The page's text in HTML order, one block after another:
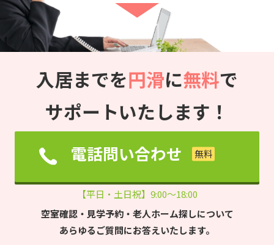
入居までを円滑に無料で
サポートいたします！
電話問い合わせ
【平日・土日祝】9:00～18:00
空室確認・見学予約・老人ホーム探しについて
あらゆるご質問にお答えいたします。